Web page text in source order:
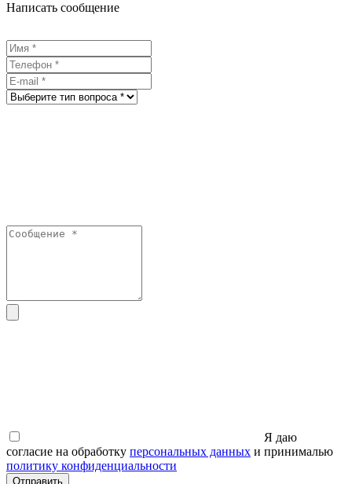
Написать сообщение
Я даю
согласие на обработку персональных данных и принималью
политику конфиденциальности
Отправить